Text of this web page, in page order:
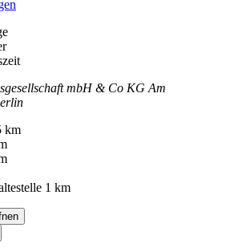
mbH & Co KG Am
km
1 km